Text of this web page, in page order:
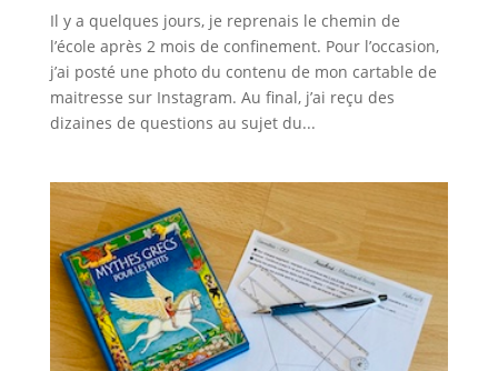
Il y a quelques jours, je reprenais le chemin de
l’école après 2 mois de confinement. Pour l’occasion,
j’ai posté une photo du contenu de mon cartable de
maitresse sur Instagram. Au final, j’ai reçu des
dizaines de questions au sujet du...